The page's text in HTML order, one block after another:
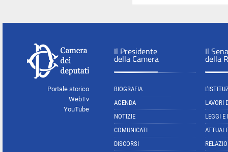
Portale storico
WebTv
YouTube
Il Presidente
della Camera
BIOGRAFIA
AGENDA
NOTIZIE
COMUNICATI
DISCORSI
Il
della
LAVORI
LEGGI E